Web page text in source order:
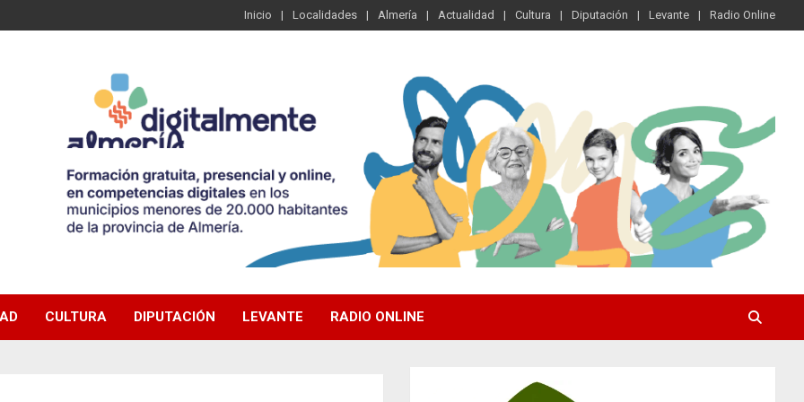
Inicio Localidades Almería Actualidad Cultura Diputación Levante Radio Online
CULTURA DIPUTACIÓN LEVANTE RADIO ONLINE